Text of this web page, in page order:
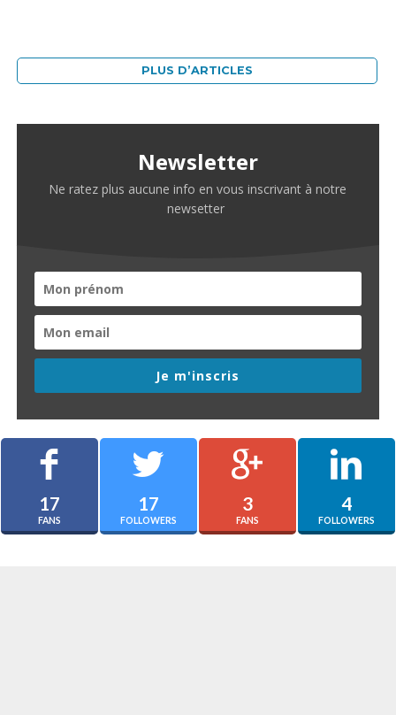
PLUS D’ARTICLES
Newsletter
Ne ratez plus aucune info en vous inscrivant à notre
newsetter
Je m'inscris
17
FANS
17
FOLLOWERS
3
FANS
4
FOLLOWERS